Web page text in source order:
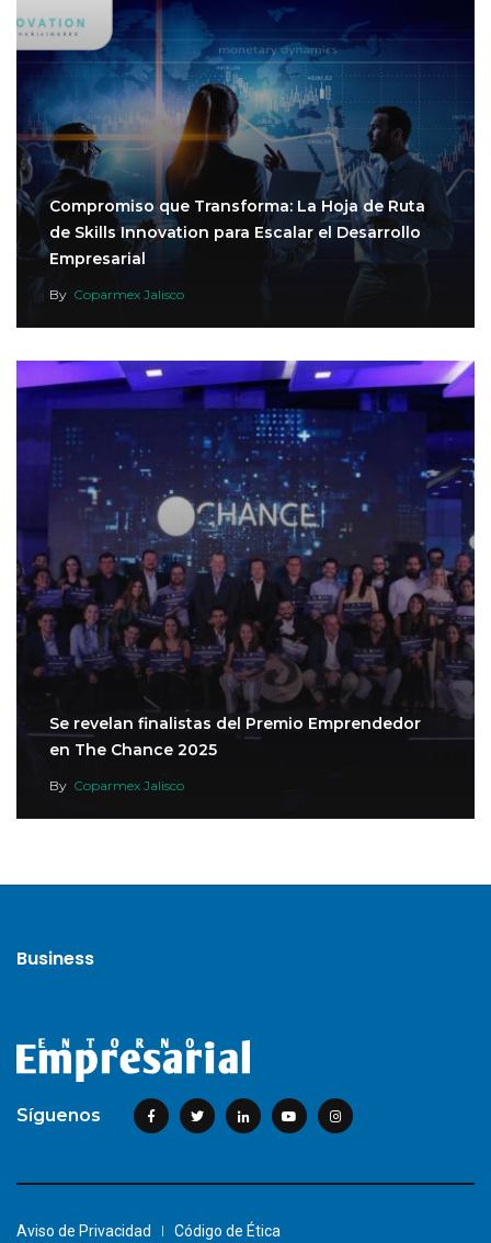
Compromiso que Transforma: La Hoja de Ruta
de Skills Innovation para Escalar el Desarrollo
Empresarial
By Coparmex Jalisco
Se revelan finalistas del Premio Emprendedor
en The Chance 2025
By Coparmex Jalisco
Business
Síguenos
Aviso de Privacidad Código de Ética